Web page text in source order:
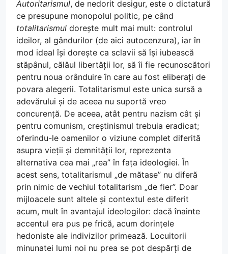
Autoritarismul, de nedorit desigur, este o dictatură
ce presupune monopolul politic, pe când
totalitarismul dorește mult mai mult: controlul
ideilor, al gândurilor (de aici autocenzura), iar în
mod ideal își dorește ca sclavii să își iubească
stăpânul, călăul libertății lor, să îi fie recunoscători
pentru noua orânduire în care au fost eliberați de
povara alegerii. Totalitarismul este unica sursă a
adevărului și de aceea nu suportă vreo
concurență. De aceea, atât pentru nazism cât și
pentru comunism, creștinismul trebuia eradicat;
oferindu-le oamenilor o viziune complet diferită
asupra vieții și demnității lor, reprezenta
alternativa cea mai „rea” în fața ideologiei. În
acest sens, totalitarismul „de mătase” nu diferă
prin nimic de vechiul totalitarism „de fier”. Doar
mijloacele sunt altele și contextul este diferit
acum, mult în avantajul ideologilor: dacă înainte
accentul era pus pe frică, acum dorințele
hedoniste ale indivizilor primează. Locuitorii
minunatei lumi noi nu prea se pot despărți de